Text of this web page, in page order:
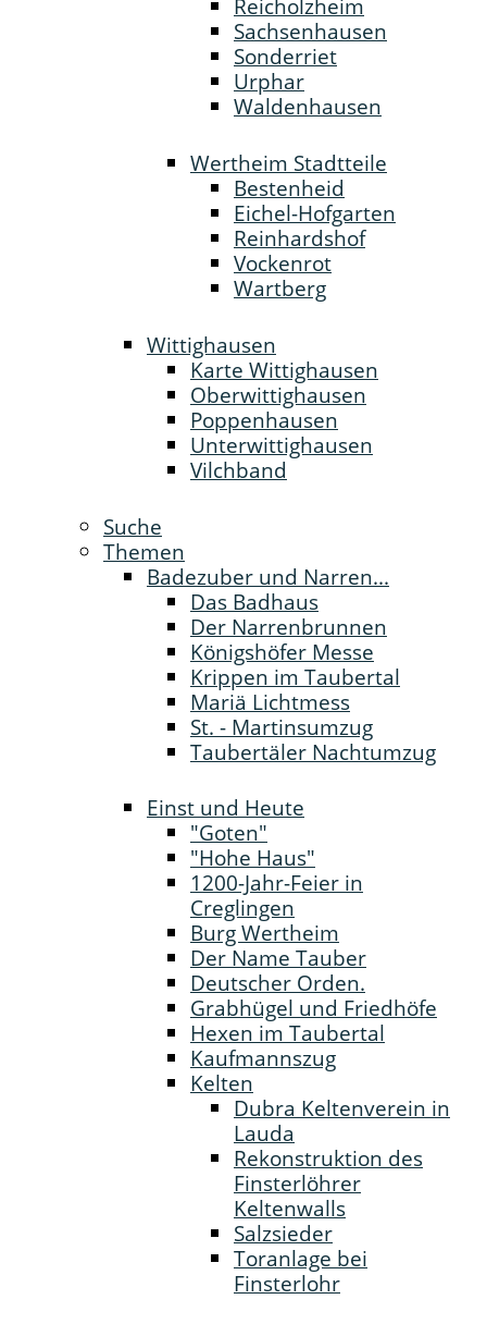
Reicholzheim
Sachsenhausen
Sonderriet
Urphar
Waldenhausen
Wertheim Stadtteile
Bestenheid
Eichel-Hofgarten
Reinhardshof
Vockenrot
Wartberg
Wittighausen
Karte Wittighausen
Oberwittighausen
Poppenhausen
Unterwittighausen
Vilchband
Suche
Themen
Badezuber und Narren...
Das Badhaus
Der Narrenbrunnen
Königshöfer Messe
Krippen im Taubertal
Mariä Lichtmess
St. - Martinsumzug
Taubertäler Nachtumzug
Einst und Heute
"Goten"
"Hohe Haus"
1200-Jahr-Feier in
Creglingen
Burg Wertheim
Der Name Tauber
Deutscher Orden.
Grabhügel und Friedhöfe
Hexen im Taubertal
Kaufmannszug
Kelten
Dubra Keltenverein in
Lauda
Rekonstruktion des
Finsterlöhrer
Keltenwalls
Salzsieder
Toranlage bei
Finsterlohr